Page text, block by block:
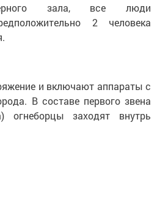
зала, все люди
2 человека
и включают аппараты с
В составе первого звена
огнеборцы заходят внутрь